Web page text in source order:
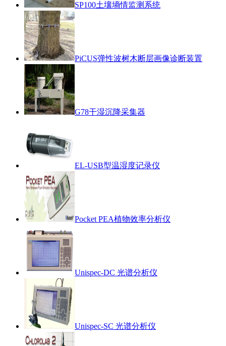
SP100土壤墒情监测系统
PiCUS弹性波树木断层画像诊断装置
G78干湿沉降采集器
EL-USB型温湿度记录仪
Pocket PEA植物效率分析仪
Unispec-DC 光谱分析仪
Unispec-SC 光谱分析仪